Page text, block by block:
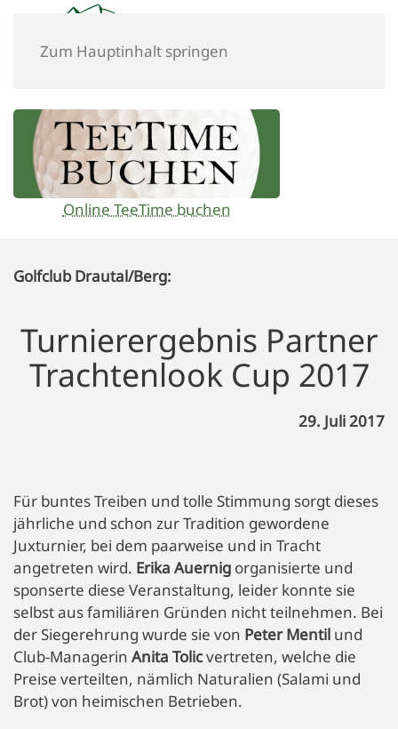
Zum Hauptinhalt springen
Online TeeTime buchen
Golfclub Drautal/Berg:
Turnierergebnis Partner
Trachtenlook Cup 2017
29. Juli 2017
Für buntes Treiben und tolle Stimmung sorgt dieses
jährliche und schon zur Tradition gewordene
Juxturnier, bei dem paarweise und in Tracht
angetreten wird. Erika Auernig organisierte und
sponserte diese Veranstaltung, leider konnte sie
selbst aus familiären Gründen nicht teilnehmen. Bei
der Siegerehrung wurde sie von Peter Mentil und
Club-Managerin Anita Tolicvertreten, welche die
Preise verteilten, nämlich Naturalien (Salami und
Brot) von heimischen Betrieben.